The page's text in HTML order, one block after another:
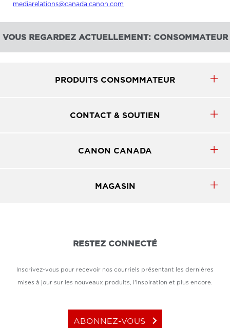
mediarelations@canada.canon.com
VOUS REGARDEZ ACTUELLEMENT: CONSOMMATEUR
PRODUITS CONSOMMATEUR
CONTACT & SOUTIEN
CANON CANADA
MAGASIN
RESTEZ CONNECTÉ
Inscrivez-vous pour recevoir nos courriels présentant les dernières
mises à jour sur les nouveaux produits, l'inspiration et plus encore.
ABONNEZ-VOUS keyboard_arrow_right